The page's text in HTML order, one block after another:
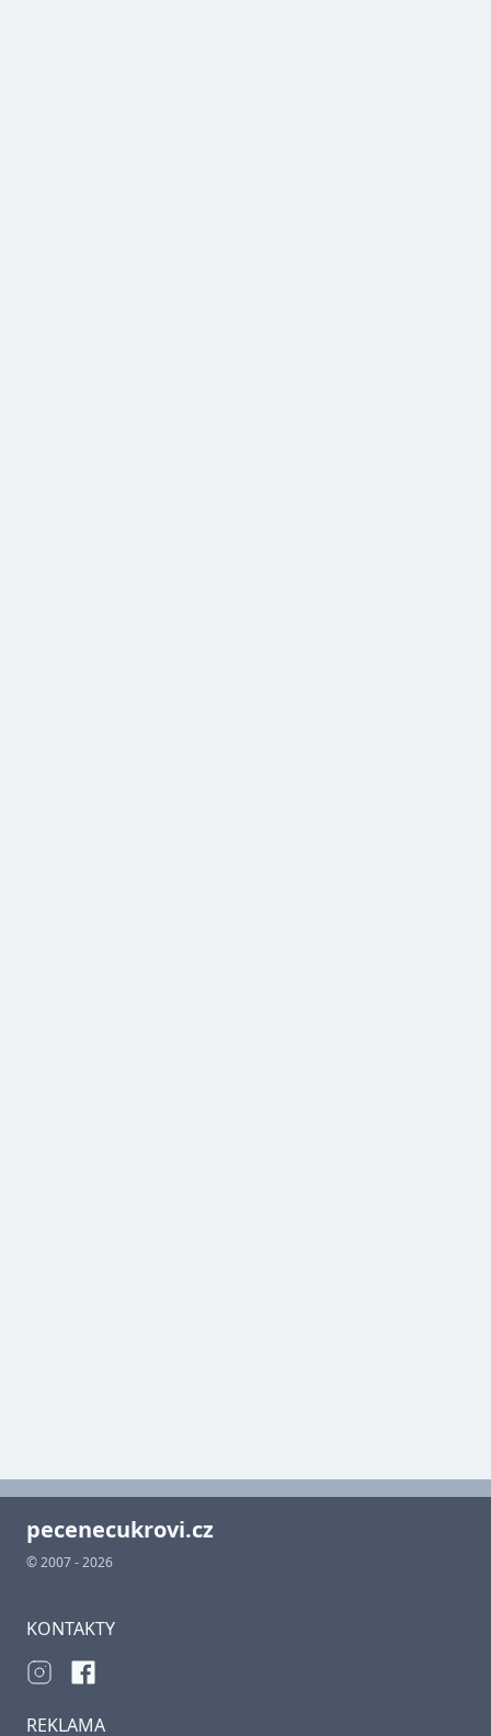
pecenecukrovi.cz
© 2007 - 2026
KONTAKTY
REKLAMA